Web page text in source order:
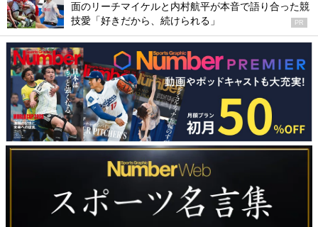
面のリーチマイケルと内村航平が本音で語り合った競
技愛「好きだから、続けられる」
PR